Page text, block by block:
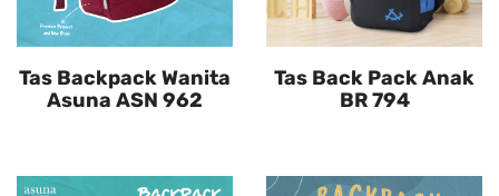
Tas Backpack Wanita
Asuna ASN 962
Tas Back Pack Anak
BR 794